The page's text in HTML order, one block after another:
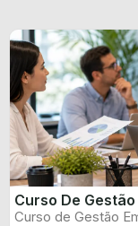
Curso De
Curso de Gestão